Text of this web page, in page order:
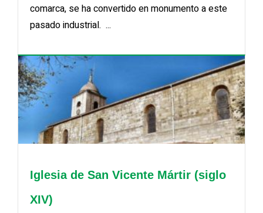
comarca, se ha convertido en monumento a este
pasado industrial. ...
Iglesia de San Vicente Mártir (siglo
XIV)